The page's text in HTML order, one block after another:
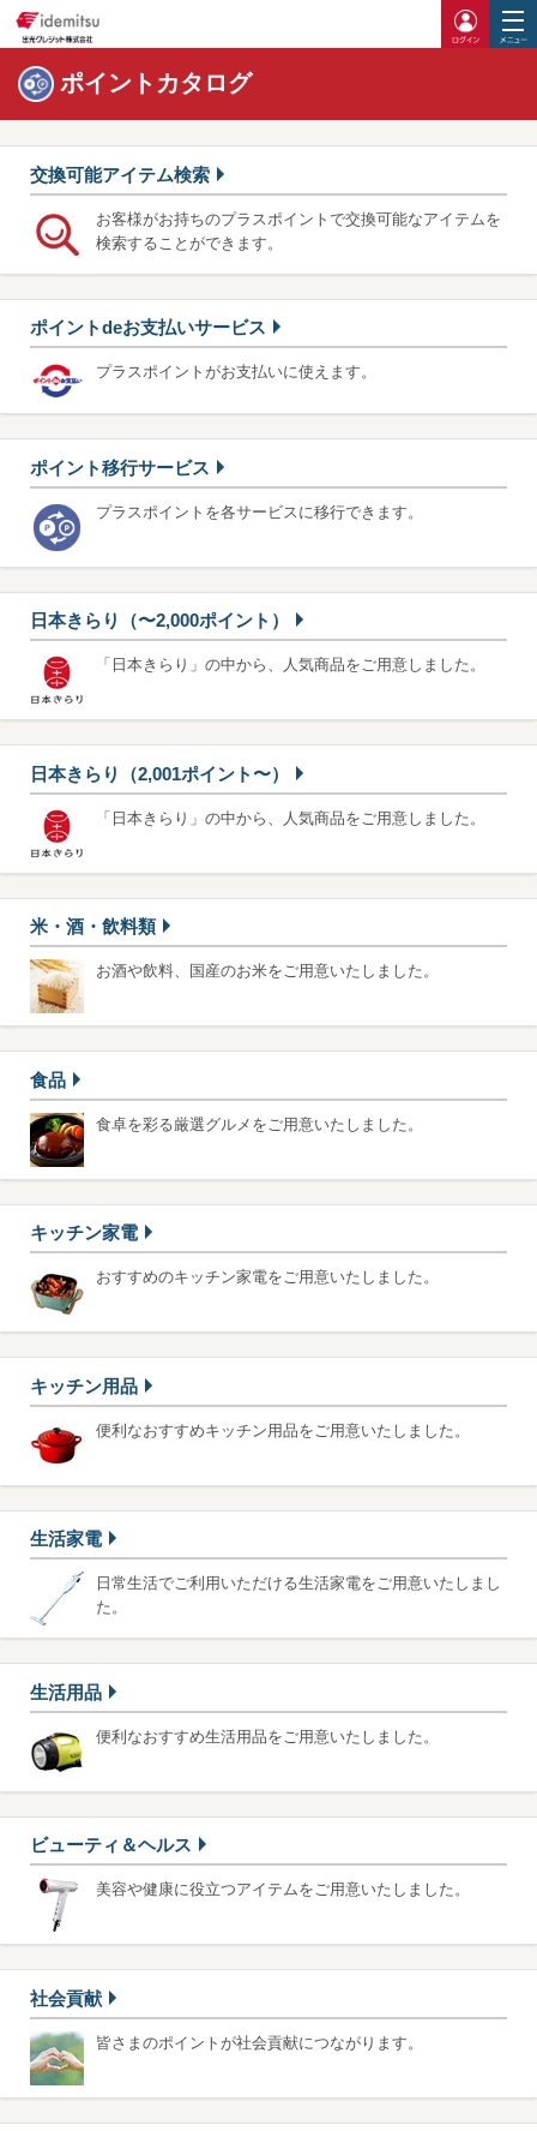
ログイ
ポイントカタログ
交換可能アイテム検索
お客様がお持ちのプラスポイントで交換可能なアイテムを
検索することができます。
ポイントdeお支払いサービス
プラスポイントがお支払いに使えます。
ポイント移行サービス
プラスポイントを各サービスに移行できます。
日本きらり（〜2,000ポイント）
「日本きらり」の中から、人気商品をご用意しました。
日本きらり（2,001ポイント〜）
「日本きらり」の中から、人気商品をご用意しました。
米・酒・飲料類
お酒や飲料、国産のお米をご用意いたしました。
食品
食卓を彩る厳選グルメをご用意いたしました。
キッチン家電
おすすめのキッチン家電をご用意いたしました。
キッチン用品
便利なおすすめキッチン用品をご用意いたしました。
生活家電
日常生活でご利用いただける生活家電をご用意いたしまし
た。
生活用品
便利なおすすめ生活用品をご用意いたしました。
ビューティ＆ヘルス
美容や健康に役立つアイテムをご用意いたしました。
社会貢献
皆さまのポイントが社会貢献につながります。